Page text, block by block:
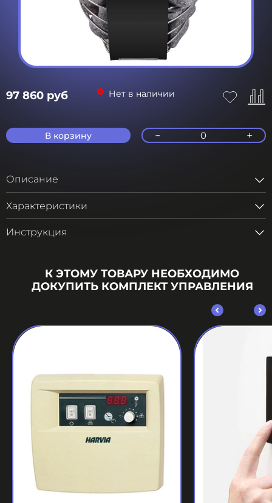
97 860 руб Нет в наличии
В корзину - 0 +
Описание
Характеристики
Инструкция
К ЭТОМУ ТОВАРУ НЕОБХОДИМО
ДОКУПИТЬ КОМПЛЕКТ УПРАВЛЕНИЯ